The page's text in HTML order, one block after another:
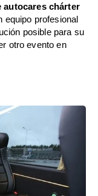
autocares chárter
equipo profesional
posible para su
otro evento en